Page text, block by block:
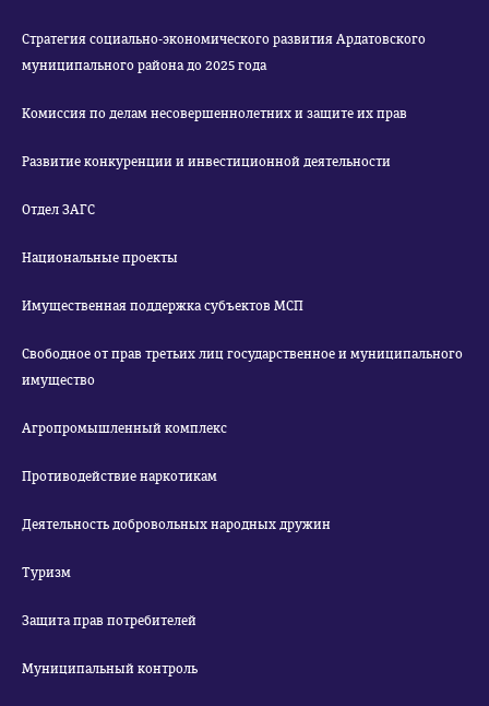
Стратегия социально-экономического развития Ардатовского
муниципального района до 2025 года
Комиссия по делам несовершеннолетних и защите их прав
Развитие конкуренции и инвестиционной деятельности
Отдел ЗАГС
Национальные проекты
Имущественная поддержка субъектов МСП
Свободное от прав третьих лиц государственное и муниципального
имущество
Агропромышленный комплекс
Противодействие наркотикам
Деятельность добровольных народных дружин
Туризм
Защита прав потребителей
Муниципальный контроль